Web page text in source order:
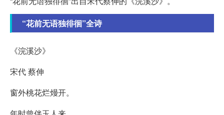
“花前无语独徘徊”全诗
《浣溪沙》
宋代 蔡伸
窗外桃花烂熳开。